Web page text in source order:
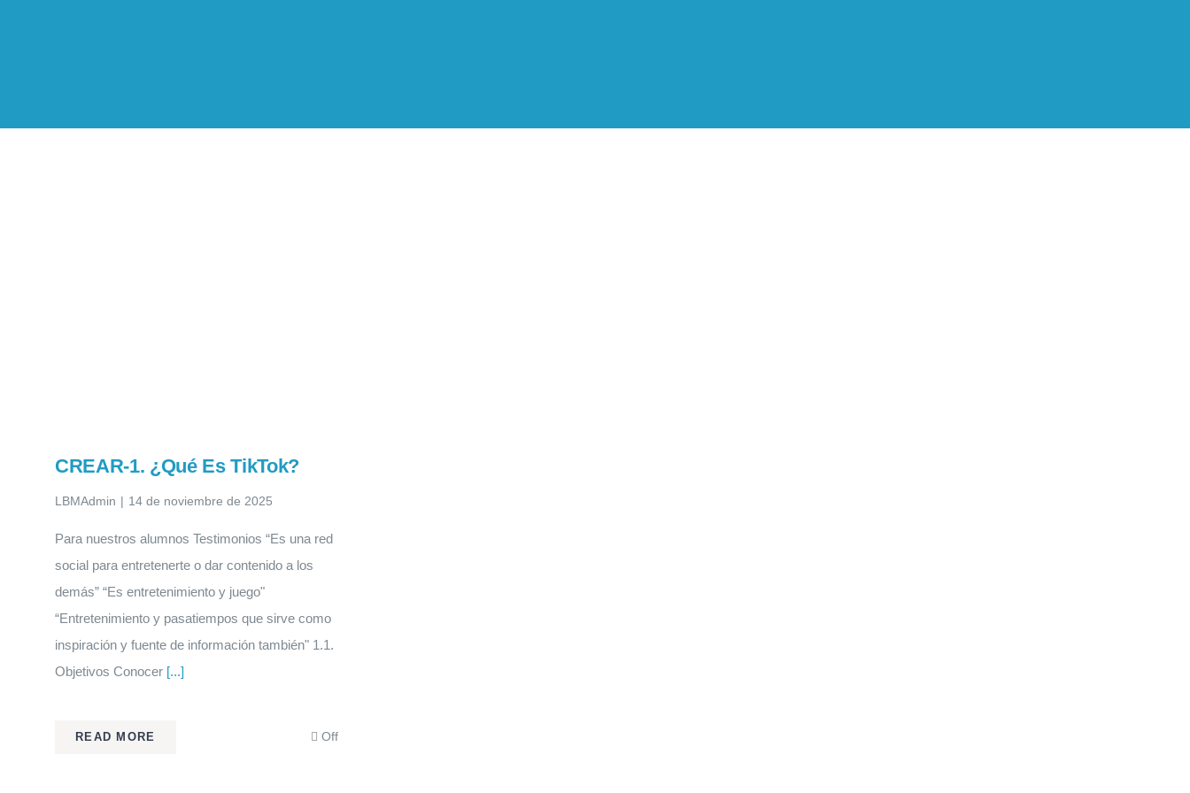
CREAR-1. ¿Qué Es TikTok?
LBMAdmin | 14 de noviembre de 2025
Para nuestros alumnos Testimonios “Es una red
social para entretenerte o dar contenido a los
demás” “Es entretenimiento y juego"
“Entretenimiento y pasatiempos que sirve como
inspiración y fuente de información también" 1.1.
Objetivos Conocer[...]
READ MORE OffComments